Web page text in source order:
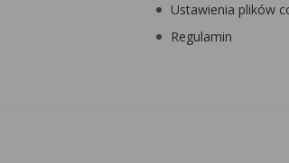
Ustawienia plików
Regulamin